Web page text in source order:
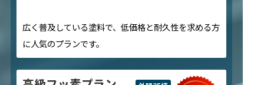
広く普及している塗料で、低価格と耐久性を求める方
に人気のプランです。